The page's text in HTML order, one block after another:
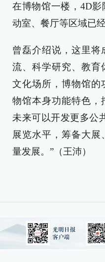
在博物馆一楼，4D
动室、餐厅等区域已
曾磊介绍说，这里将
流、科学研究、教育
文化场所，博物馆的
物馆本身功能特色，
未来可以开发更多公
展览水平，筹备大展
量发展。”（王沛）